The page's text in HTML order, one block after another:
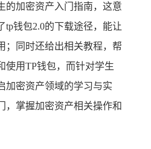
的加密资产入门指南，这意
tp钱包2.0的下载途径，能让
；同时还给出相关教程，帮
使用TP钱包，而针对学生
加密资产领域的学习与实
，掌握加密资产相关操作和